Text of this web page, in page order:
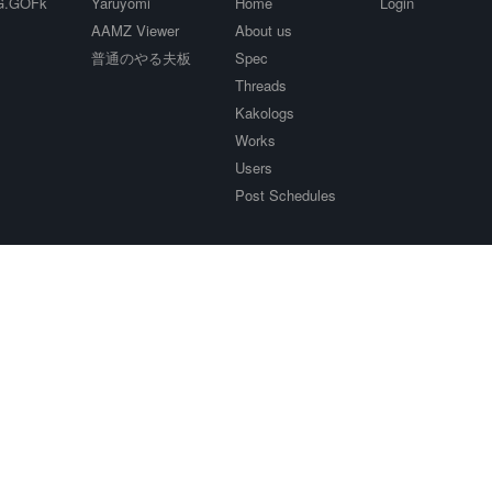
AAMZ Viewer
普通のやる夫板
About us
Spec
Threads
Kakologs
Works
Users
Post Schedules